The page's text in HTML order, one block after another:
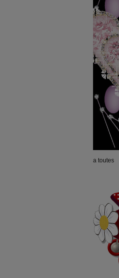
a toutes